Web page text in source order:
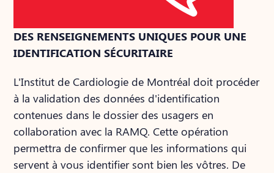
DES RENSEIGNEMENTS UNIQUES POUR UNE
IDENTIFICATION SÉCURITAIRE
L'Institut de Cardiologie de Montréal doit procéder
à la validation des données d'identification
contenues dans le dossier des usagers en
collaboration avec la RAMQ. Cette opération
permettra de confirmer que les informations qui
servent à vous identifier sont bien les vôtres. De